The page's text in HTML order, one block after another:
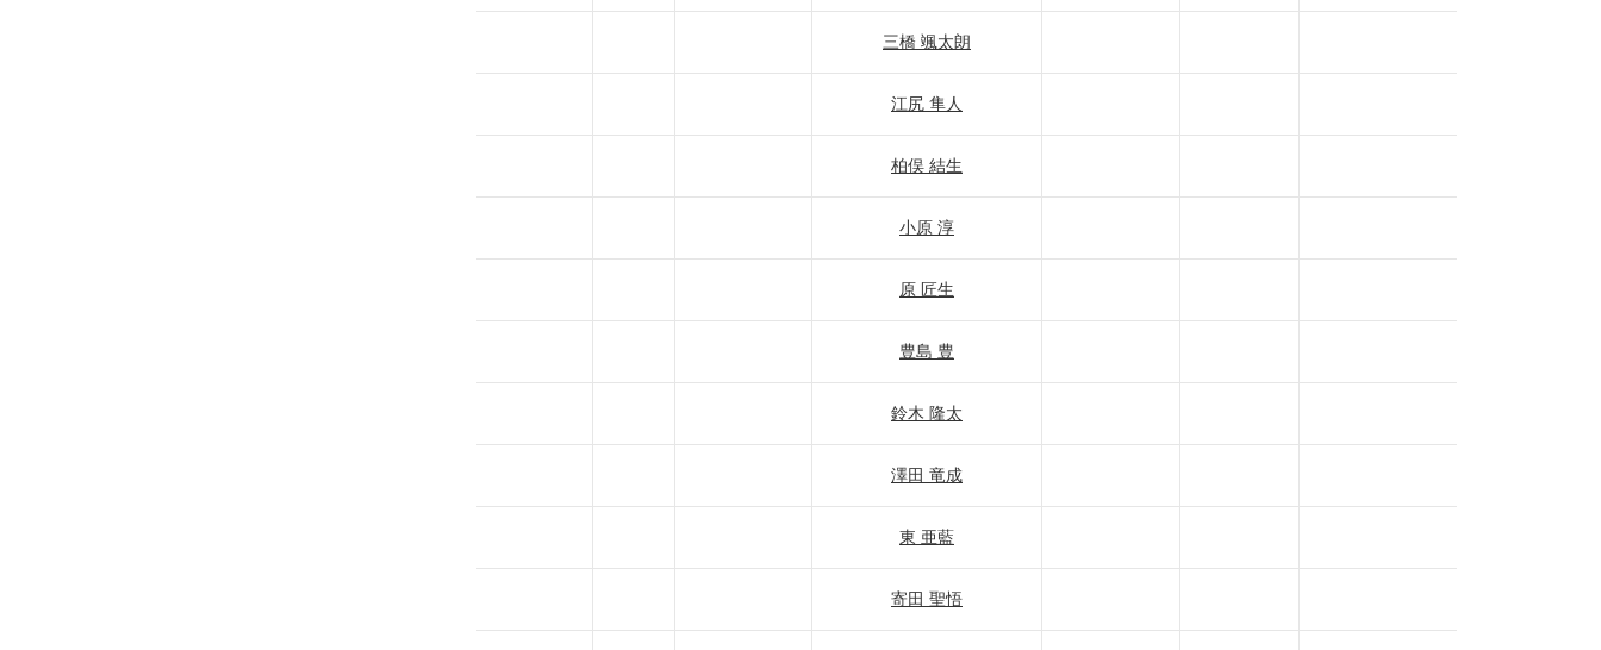
三橋 颯太朗
江尻 隼人
柏俣 結生
小原 淳
原 匠生
豊島 豊
鈴木 隆太
澤田 竜成
東 亜藍
寄田 聖悟